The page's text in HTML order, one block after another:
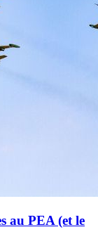
au PEA (et le